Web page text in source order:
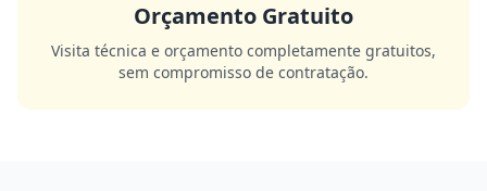
Orçamento Gratuito
Visita técnica e orçamento completamente gratuitos,
sem compromisso de contratação.